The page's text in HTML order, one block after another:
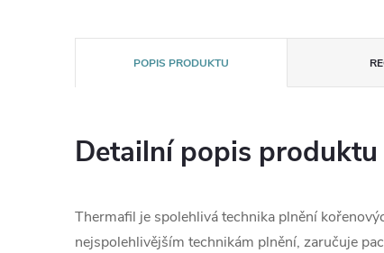
POPIS PRODUKTU
Detailní popis produktu
Thermafil je spolehlivá technika plnění
nejspolehlivějším technikám plnění, zaručuje